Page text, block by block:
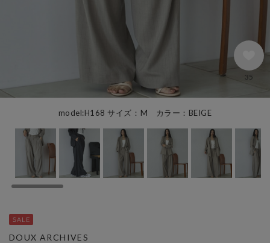
model:H168 サイズ：M カラー：BEIGE
35
DOUX ARCHIVES